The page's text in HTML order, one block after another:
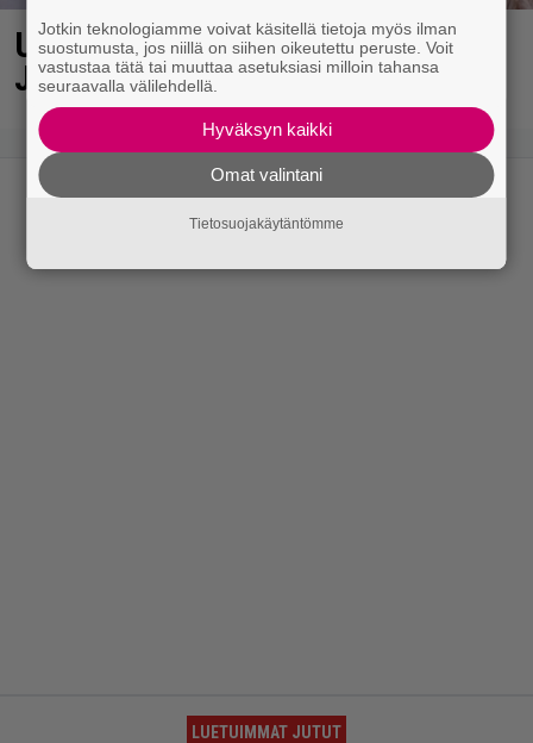
Uuno: Hjallis Harkimo, 72, ja
Jasmine, 38, sanovat tahdon
LUETUIMMAT JUTUT
Jotkin teknologiamme voivat käsitellä tietoja myös ilman
suostumusta, jos niillä on siihen oikeutettu peruste. Voit
vastustaa tätä tai muuttaa asetuksiasi milloin tahansa
seuraavalla välilehdellä.
Hyväksyn kaikki
Omat valintani
Tietosuojakäytäntömme